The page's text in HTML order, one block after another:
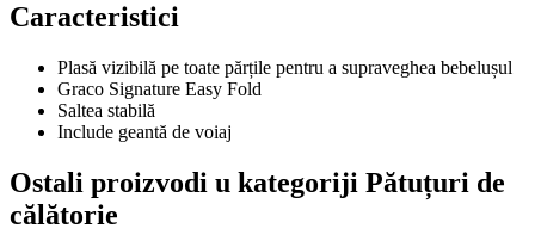
Caracteristici
Plasă vizibilă pe toate părțile pentru a supraveghea bebelușul
Graco Signature Easy Fold
Saltea stabilă
Include geantă de voiaj
Ostali proizvodi u kategoriji Pătuțuri de
călătorie